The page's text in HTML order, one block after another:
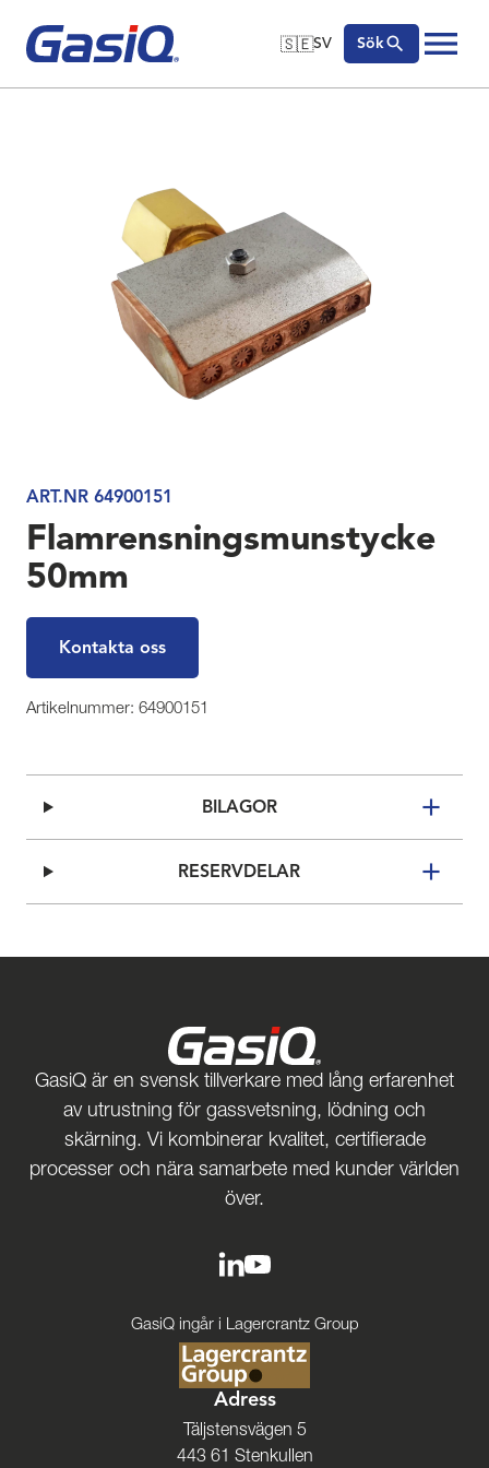
Hoppa till innehåll
🇸🇪SV
🇬🇧English
Sök
ART.NR 64900151
Flamrensningsmunstycke
50mm
Kontakta oss
Artikelnummer: 64900151
BILAGOR
RESERVDELAR
GasiQ är en svensk tillverkare med lång erfarenhet
av utrustning för gassvetsning, lödning och
skärning. Vi kombinerar kvalitet, certifierade
processer och nära samarbete med kunder världen
över.
GasiQ ingår i Lagercrantz Group
Adress
Täljstensvägen 5
443 61 Stenkullen